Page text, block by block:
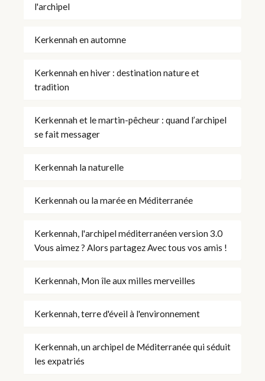
l'archipel
Kerkennah en automne
Kerkennah en hiver : destination nature et
tradition
Kerkennah et le martin-pêcheur : quand l’archipel
se fait messager
Kerkennah la naturelle
Kerkennah ou la marée en Méditerranée
Kerkennah, l'archipel méditerranéen version 3.0
Vous aimez ? Alors partagez Avec tous vos amis !
Kerkennah, Mon île aux milles merveilles
Kerkennah, terre d'éveil à l'environnement
Kerkennah, un archipel de Méditerranée qui séduit
les expatriés